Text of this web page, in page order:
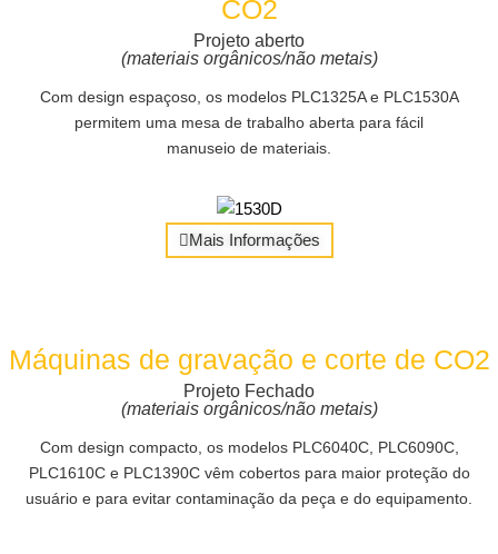
Mais Informações
CO2
Projeto aberto
(materiais orgânicos/não metais)
Com design espaçoso, os modelos PLC1325A e PLC1530A
permitem uma mesa de trabalho aberta para fácil
manuseio de materiais.
Máquinas de gravação e corte de CO2
Projeto Fechado
(materiais orgânicos/não metais)
Com design compacto, os modelos PLC6040C, PLC6090C,
PLC1610C e PLC1390C vêm cobertos para maior proteção do
usuário e para evitar contaminação da peça e do equipamento.